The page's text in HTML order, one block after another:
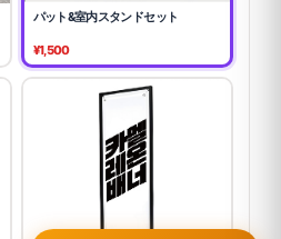
パット&室内スタンドセット
¥1,500